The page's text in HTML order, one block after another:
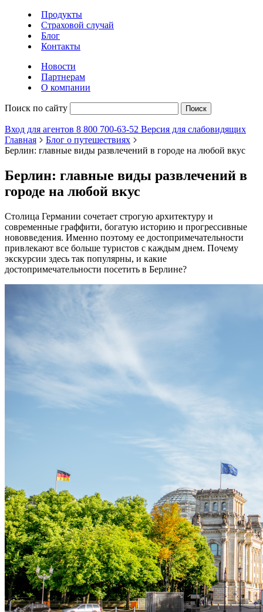
Продукты
Страховой случай
Блог
Контакты
Новости
Партнерам
О компании
Поиск по сайту Поиск
Вход для агентов 8 800 700-63-52 Версия для слабовидящих
Главная
Блог о путешествиях
Берлин: главные виды развлечений в городе на любой вкус
Берлин: главные виды развлечений в
городе на любой вкус
Столица Германии сочетает строгую архитектуру и
современные граффити, богатую историю и прогрессивные
нововведения. Именно поэтому ее достопримечательности
привлекают все больше туристов с каждым днем. Почему
экскурсии здесь так популярны, и какие
достопримечательности посетить в Берлине?